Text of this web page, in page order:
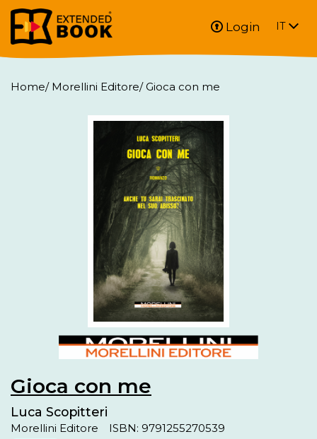
Login IT
Home/ Morellini Editore/ Gioca con me
Gioca con me
Luca Scopitteri
Morellini Editore ISBN: 9791255270539